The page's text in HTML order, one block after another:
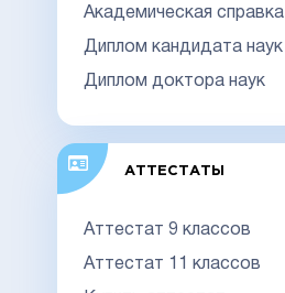
Академическая справка
Диплом кандидата наук
Диплом доктора наук
АТТЕСТАТЫ
Аттестат 9 классов
Аттестат 11 классов